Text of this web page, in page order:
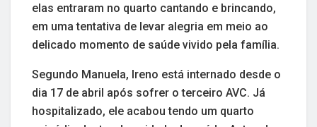
elas entraram no quarto cantando e brincando,
em uma tentativa de levar alegria em meio ao
delicado momento de saúde vivido pela família.
Segundo Manuela, Ireno está internado desde o
dia 17 de abril após sofrer o terceiro AVC. Já
hospitalizado, ele acabou tendo um quarto